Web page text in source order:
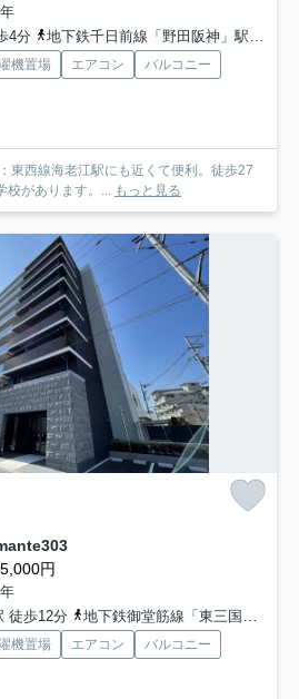
4分
地下鉄千日前線「野田阪神」駅 徒歩4分
機置場 エアコン
バルコニー
東西線海老江駅にも近くて便利。徒歩27
があります。...
もっと見る
303
円
徒歩12分
地下鉄御堂筋線「東三国」駅 徒歩15分
機置場 エアコン
バルコニー